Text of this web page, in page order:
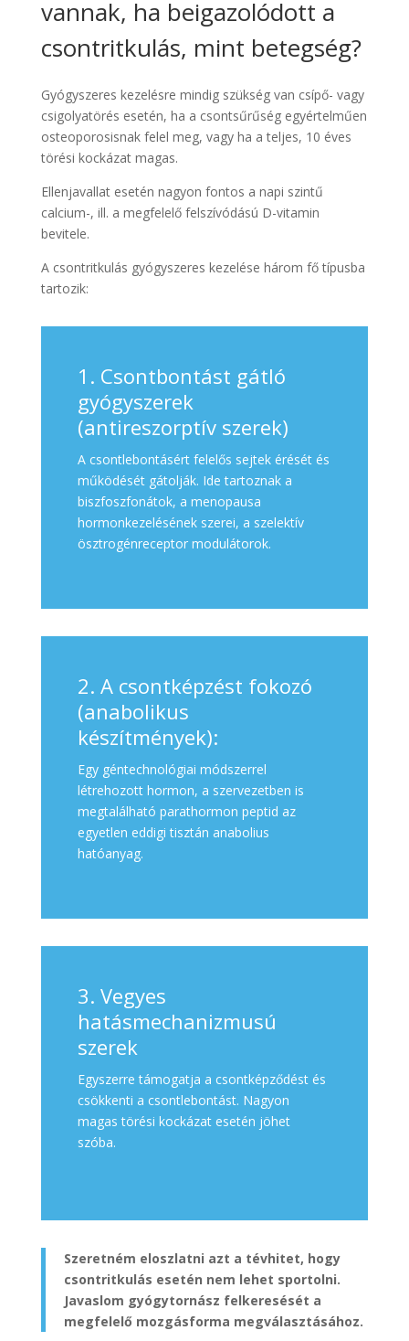
vannak, ha beigazolódott a
csontritkulás, mint betegség?
Gyógyszeres kezelésre mindig szükség van csípő- vagy
csigolyatörés esetén, ha a csontsűrűség egyértelműen
osteoporosisnak felel meg, vagy ha a teljes, 10 éves
törési kockázat magas.
Ellenjavallat esetén nagyon fontos a napi szintű
calcium-, ill. a megfelelő felszívódású D-vitamin
bevitele.
A csontritkulás gyógyszeres kezelése három fő típusba
tartozik:
1. Csontbontást gátló
gyógyszerek
(antireszorptív szerek)
A csontlebontásért felelős sejtek érését és
működését gátolják. Ide tartoznak a
biszfoszfonátok, a menopausa
hormonkezelésének szerei, a szelektív
ösztrogénreceptor modulátorok.
2. A csontképzést fokozó
(anabolikus
készítmények):
Egy géntechnológiai módszerrel
létrehozott hormon, a szervezetben is
megtalálható parathormon peptid az
egyetlen eddigi tisztán anabolius
hatóanyag.
3. Vegyes
hatásmechanizmusú
szerek
Egyszerre támogatja a csontképződést és
csökkenti a csontlebontást. Nagyon
magas törési kockázat esetén jöhet
szóba.
Szeretném eloszlatni azt a tévhitet, hogy
csontritkulás esetén nem lehet sportolni.
Javaslom gyógytornász felkeresését a
megfelelő mozgásforma megválasztásához.